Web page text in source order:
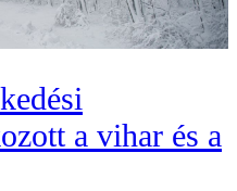
a vihar és a